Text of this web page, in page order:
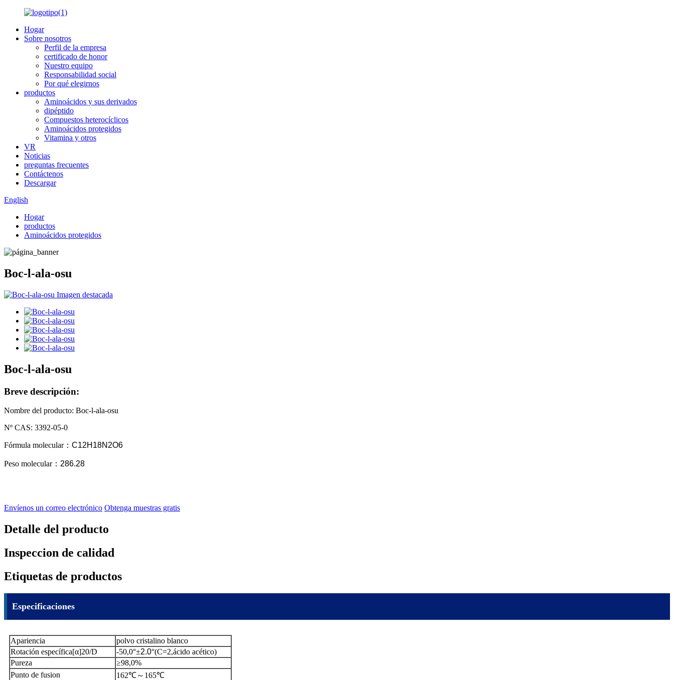
Hogar
Sobre nosotros
Perfil de la empresa
certificado de honor
Nuestro equipo
Responsabilidad social
Por qué elegirnos
productos
Aminoácidos y sus derivados
dipéptido
Compuestos heterocíclicos
Aminoácidos protegidos
Vitamina y otros
VR
Noticias
preguntas frecuentes
Contáctenos
Descargar
English
Hogar
productos
Aminoácidos protegidos
Boc-l-ala-osu
Boc-l-ala-osu
Breve descripción:
Nombre del producto: Boc-l-ala-osu
Nº CAS: 3392-05-0
Fórmula molecular： C12H18N2O6
Peso molecular： 286.28
Envíenos un correo electrónico Obtenga muestras gratis
Detalle del producto
Inspeccion de calidad
Etiquetas de productos
Especificaciones
Apariencia
polvo cristalino blanco
Rotación específica[α]20/D
-50,0°±2.0°(C=2,ácido acético)
Pureza
≥98,0%
Punto de fusion
162℃～165℃